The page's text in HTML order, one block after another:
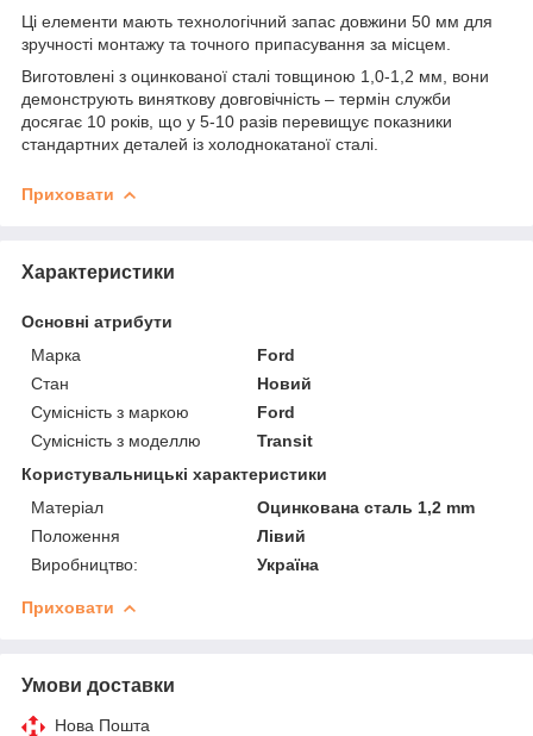
Ці елементи мають технологічний запас довжини 50 мм для
зручності монтажу та точного припасування за місцем.
Виготовлені з оцинкованої сталі товщиною 1,0-1,2 мм, вони
демонструють виняткову довговічність – термін служби
досягає 10 років, що у 5-10 разів перевищує показники
стандартних деталей із холоднокатаної сталі.
Приховати
Характеристики
Основні атрибути
Марка
Ford
Стан
Новий
Сумісність з маркою
Ford
Сумісність з моделлю
Transit
Користувальницькі характеристики
Матеріал
Оцинкована сталь 1,2 mm
Положення
Лівий
Виробництво:
Україна
Приховати
Умови доставки
Нова Пошта